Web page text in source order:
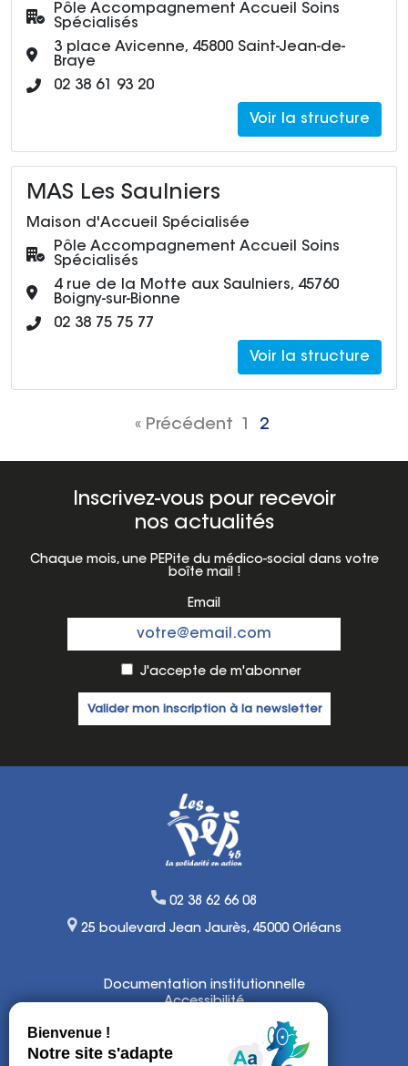
Pôle :
Pôle Accompagnement Accueil Soins
Spécialisés
Adresse :
3 place Avicenne, 45800 Saint-Jean-de-
Braye
Numéro de téléphone :
02 38 61 93 20
Voir la structure
MAS Les Saulniers
Maison d'Accueil Spécialisée
Pôle :
Pôle Accompagnement Accueil Soins
Spécialisés
Adresse :
4 rue de la Motte aux Saulniers, 45760
Boigny-sur-Bionne
Numéro de téléphone :
02 38 75 75 77
Voir la structure
« Précédent 1 2
Inscrivez-vous pour recevoir
nos actualités
Chaque mois, une PEPite du médico-social dans votre
boîte mail !
Email
J'accepte de m'abonner
02 38 62 66 08
25 boulevard Jean Jaurès, 45000 Orléans
Documentation institutionnelle
Accessibilité
Politique de confidentialité et